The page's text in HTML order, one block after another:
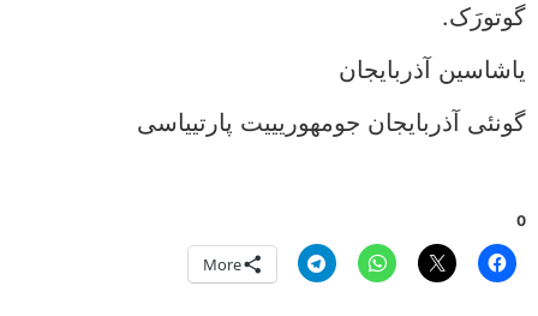
گوتورَک.
یاشاسین آذربایجان
گونئی آذربایجان جومهوریییت پارتییاسی
0
More